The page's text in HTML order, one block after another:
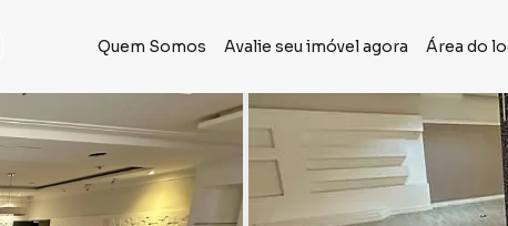
Quem Somos Avalie seu imóvel agora Área do